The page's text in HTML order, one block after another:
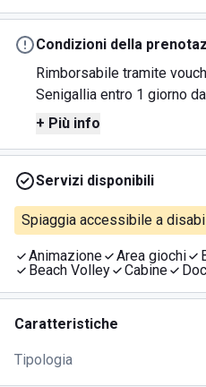
Condizioni della
Rimborsabile tramite
Senigallia entro 1 giorno
+ Più info
Servizi disponibili
Spiaggia accessibile a
Animazione Area giochi
Beach Volley
Cabine
Caratteristiche
Tipologia